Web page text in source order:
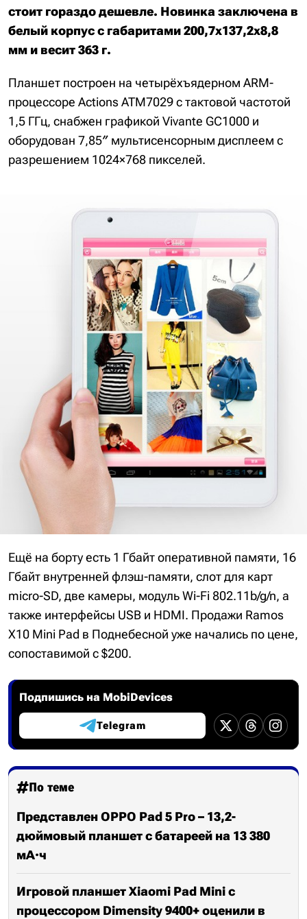
стоит гораздо дешевле. Новинка заключена в
белый корпус с габаритами 200,7х137,2х8,8
мм и весит 363 г.
Планшет построен на четырёхъядерном ARM-
процессоре Actions ATM7029 с тактовой частотой
1,5 ГГц, снабжен графикой Vivante GC1000 и
оборудован 7,85″ мультисенсорным дисплеем с
разрешением 1024×768 пикселей.
Ещё на борту есть 1 Гбайт оперативной памяти, 16
Гбайт внутренней флэш-памяти, слот для карт
micro-SD, две камеры, модуль Wi-Fi 802.11b/g/n, а
также интерфейсы USB и HDMI. Продажи Ramos
X10 Mini Pad в Поднебесной уже начались по цене,
сопоставимой с $200.
Подпишись на MobiDevices
Telegram
По теме
Представлен OPPO Pad 5 Pro – 13,2-
дюймовый планшет с батареей на 13 380
мА·ч
Игровой планшет Xiaomi Pad Mini с
процессором Dimensity 9400+ оценили в